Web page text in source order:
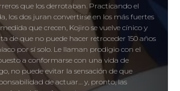
que los derrotaban. Practicando el
los dos juran convertirse en los más fuertes
que crecen, Kojiro se vuelve cínico y
de que no puede hacer retroceder 150 años
por sí solo. Le llaman prodigio con el
a conformarse con una vida de
no puede evitar la sensación de que
de actuar… y, pronto, las